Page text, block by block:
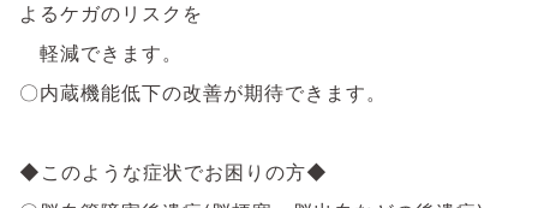
よるケガのリスクを
軽減できます。
〇内蔵機能低下の改善が期待できます。
◆このような症状でお困りの方◆